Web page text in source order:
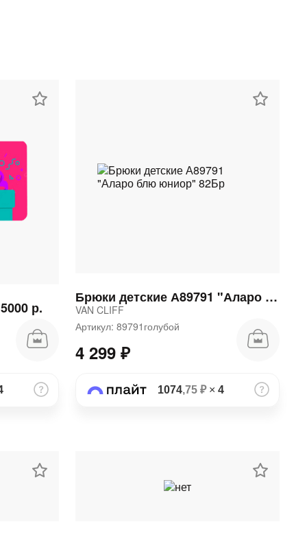
р.
Брюки детские А89791 "Аларо блю юниор" 82Бр
VAN CLIFF
Артикул: 89791голубой
4 299 ₽
1074,75 ₽× 4